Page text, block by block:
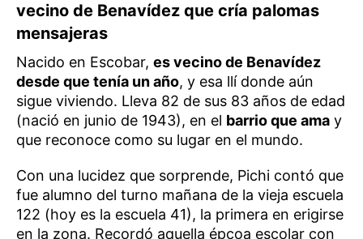
vecino de Benavídez que cría palomas
mensajeras
Nacido en Escobar, es vecino de Benavídez
desde que tenía un año, y esa llí donde aún
sigue viviendo. Lleva 82 de sus 83 años de edad
(nació en junio de 1943), en el barrio que ama y
que reconoce como su lugar en el mundo.
Con una lucidez que sorprende, Pichi contó que
fue alumno del turno mañana de la vieja escuela
122 (hoy es la escuela 41), la primera en erigirse
en la zona. Recordó aquella épcoa escolar con